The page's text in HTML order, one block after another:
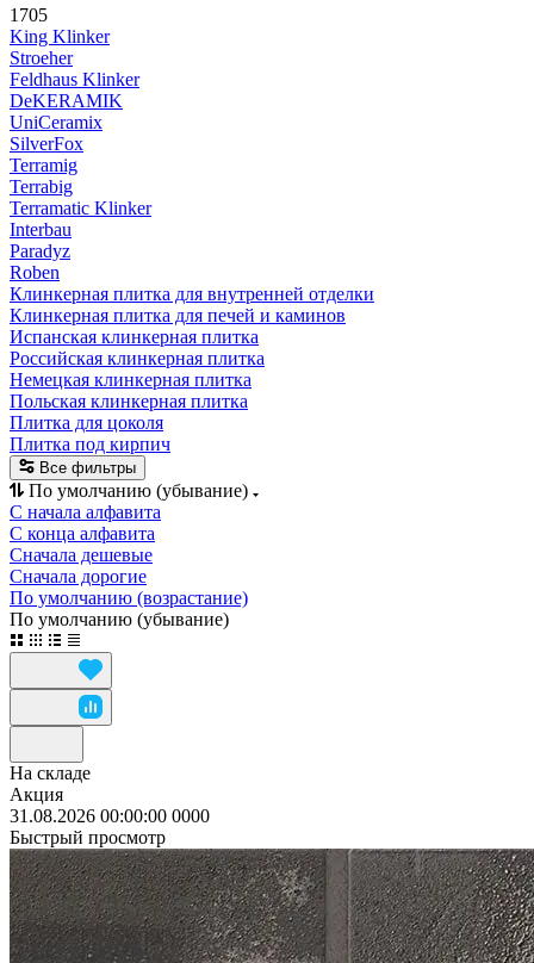
1705
King Klinker
Stroeher
Feldhaus Klinker
DeKERAMIK
UniCeramix
SilverFox
Terramig
Terrabig
Terramatic Klinker
Interbau
Paradyz
Roben
Клинкерная плитка для внутренней отделки
Клинкерная плитка для печей и каминов
Испанская клинкерная плитка
Российская клинкерная плитка
Немецкая клинкерная плитка
Польская клинкерная плитка
Плитка для цоколя
Плитка под кирпич
Все фильтры
По умолчанию (убывание)
С начала алфавита
С конца алфавита
Сначала дешевые
Сначала дорогие
По умолчанию (возрастание)
По умолчанию (убывание)
На складе
Акция
31.08.2026 00:00:00 0000
Быстрый просмотр